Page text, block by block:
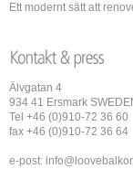
Ett modernt sätt att
Älvgatan 4
934 41 Ersmark
Tel +46 (0)910-72 36 60
fax +46 (0)910-72 36 64
e-post: